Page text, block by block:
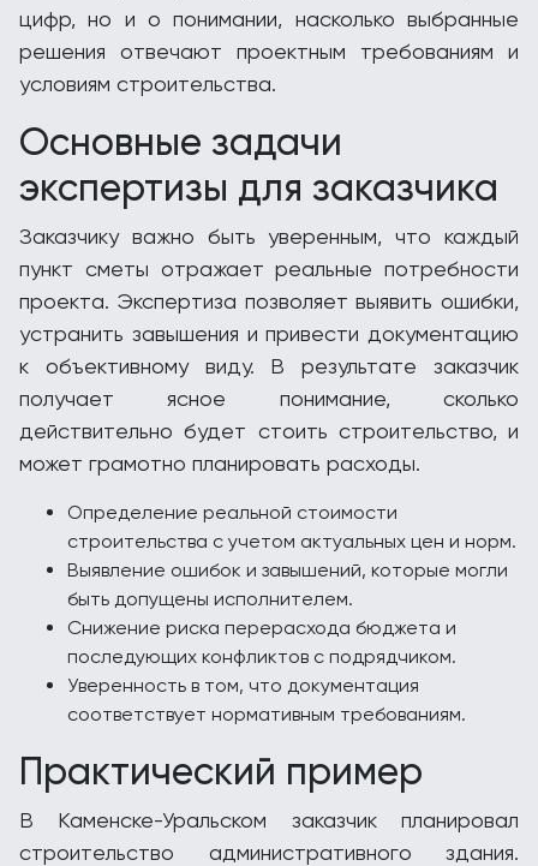
цифр, но и о понимании, насколько выбранные
решения отвечают проектным требованиям и
условиям строительства.
Основные задачи
экспертизы для заказчика
Заказчику важно быть уверенным, что каждый
пункт сметы отражает реальные потребности
проекта. Экспертиза позволяет выявить ошибки,
устранить завышения и привести документацию
к объективному виду. В результате заказчик
получает ясное понимание, сколько
действительно будет стоить строительство, и
может грамотно планировать расходы.
Определение реальной стоимости
строительства с учетом актуальных цен и норм.
Выявление ошибок и завышений, которые могли
быть допущены исполнителем.
Снижение риска перерасхода бюджета и
последующих конфликтов с подрядчиком.
Уверенность в том, что документация
соответствует нормативным требованиям.
Практический пример
В Каменске-Уральском заказчик планировал
строительство административного здания.